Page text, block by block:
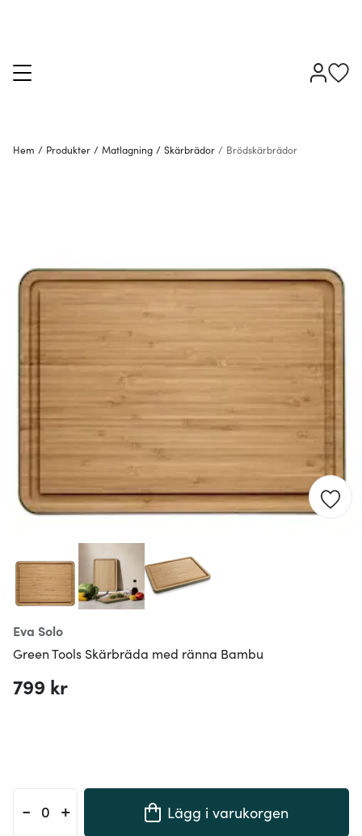
Hem / Produkter / Matlagning / Skärbrädor / Brödskärbrädor
Eva Solo
Green Tools Skärbräda med ränna Bambu
799 kr
- + Lägg i varukorgen